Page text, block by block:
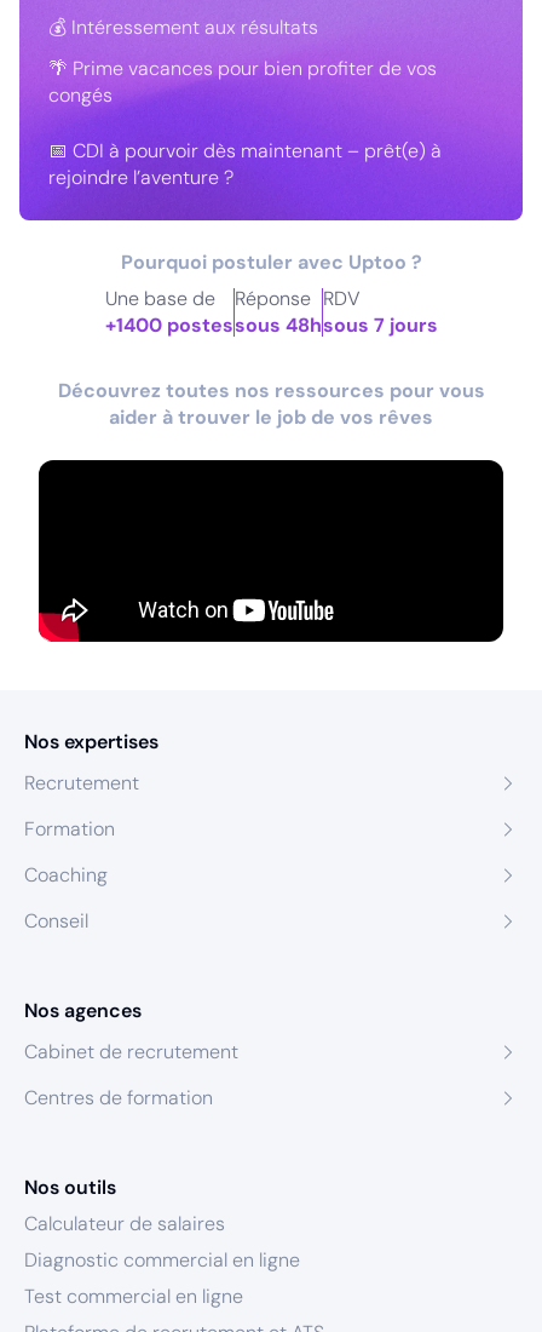
💰 Intéressement aux résultats
🌴 Prime vacances pour bien profiter de vos
congés
📅 CDI à pourvoir dès maintenant – prêt(e) à
rejoindre l’aventure ?
Pourquoi postuler avec Uptoo ?
Une base de
+1400 postes
Réponse
sous 48h
RDV
sous 7 jours
Découvrez toutes nos ressources pour vous
aider à trouver le job de vos rêves
Nos expertises
Recrutement
Formation
Coaching
Conseil
Nos agences
Cabinet de recrutement
Centres de formation
Nos outils
Calculateur de salaires
Diagnostic commercial en ligne
Test commercial en ligne